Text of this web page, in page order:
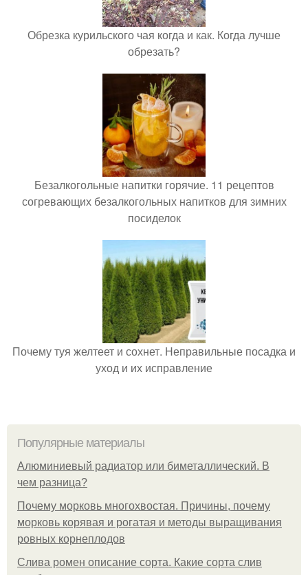
Обрезка курильского чая когда и как. Когда лучше
обрезать?
Безалкогольные напитки горячие. 11 рецептов
согревающих безалкогольных напитков для зимних
посиделок
Почему туя желтеет и сохнет. Неправильные посадка и
уход и их исправление
Популярные материалы
Алюминиевый радиатор или биметаллический. В
чем разница?
Почему морковь многохвостая. Причины, почему
морковь корявая и рогатая и методы выращивания
ровных корнеплодов
Слива ромен описание сорта. Какие сорта слив